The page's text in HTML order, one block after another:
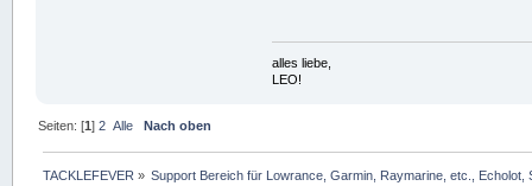
alles liebe,
LEO!
Seiten: [1]2 Alle Nach oben
TACKLEFEVER » Support Bereich für Lowrance, Garmin, Raymarine, etc.,